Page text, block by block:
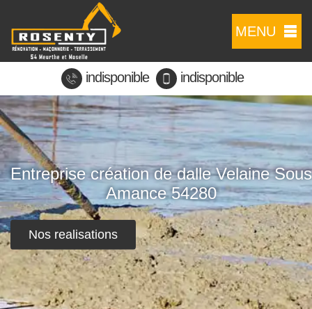
MENU
indisponible indisponible
Entreprise création de dalle Velaine Sous
Amance 54280
Nos realisations